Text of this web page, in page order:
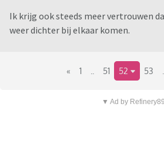
Ik krijg ook steeds meer vertrouwen
weer dichter bij elkaar komen.
« 1 51 52 53
▼ Ad by Refinery89